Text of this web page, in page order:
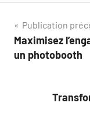
de
Publication
Maximisez
un photobooth